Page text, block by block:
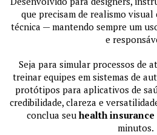
que precisam de realismo
técnica — mantendo sempre um
e
Seja para simular processos de
treinar equipes em sistemas de
protótipos para aplicativos de
credibilidade, clareza e
conclua seu health insurance
minutos.